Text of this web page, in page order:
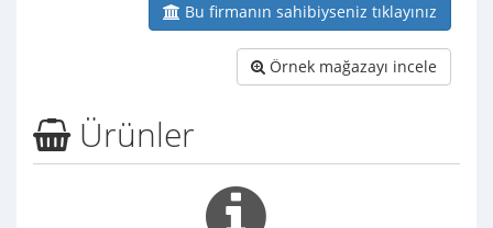
Bu firmanın sahibiyseniz tıklayınız
Örnek mağazayı incele
Ürünler